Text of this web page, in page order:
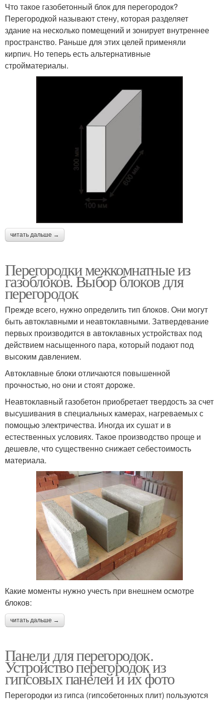
Что такое газобетонный блок для перегородок?
Перегородкой называют стену, которая разделяет
здание на несколько помещений и зонирует внутреннее
пространство. Раньше для этих целей применяли
кирпич. Но теперь есть альтернативные
стройматериалы.
читать дальше →
Перегородки межкомнатные из
газоблоков. Выбор блоков для
перегородок
Прежде всего, нужно определить тип блоков. Они могут
быть автоклавными и неавтоклавными. Затвердевание
первых производится в автоклавных устройствах под
действием насыщенного пара, который подают под
высоким давлением.
Автоклавные блоки отличаются повышенной
прочностью, но они и стоят дороже.
Неавтоклавный газобетон приобретает твердость за счет
высушивания в специальных камерах, нагреваемых с
помощью электричества. Иногда их сушат и в
естественных условиях. Такое производство проще и
дешевле, что существенно снижает себестоимость
материала.
Какие моменты нужно учесть при внешнем осмотре
блоков:
читать дальше →
Панели для перегородок.
Устройство перегородок из
гипсовых панелей и их фото
Перегородки из гипса (гипсобетонных плит) пользуются